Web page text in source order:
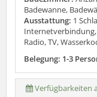
Badewanne,
Ausstattung: 1
Radio, TV,
Belegung: 1-3
Verfügbarkeiten